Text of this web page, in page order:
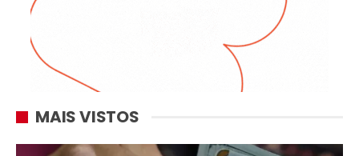
MAIS VISTOS